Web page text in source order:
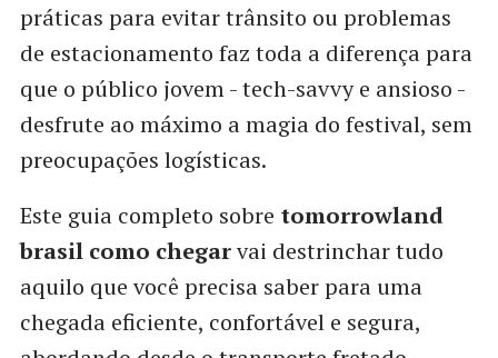
práticas para evitar trânsito ou problemas
de estacionamento faz toda a diferença para
que o público jovem - tech-savvy e ansioso -
desfrute ao máximo a magia do festival, sem
preocupações logísticas.
Este guia completo sobre tomorrowland
brasil como chegarvai destrinchar tudo
aquilo que você precisa saber para uma
chegada eficiente, confortável e segura,